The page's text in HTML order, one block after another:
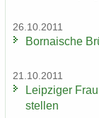
26.10.2011
Bor­na­i­sche
21.10.2011
Leip­zi­ger
stel­len